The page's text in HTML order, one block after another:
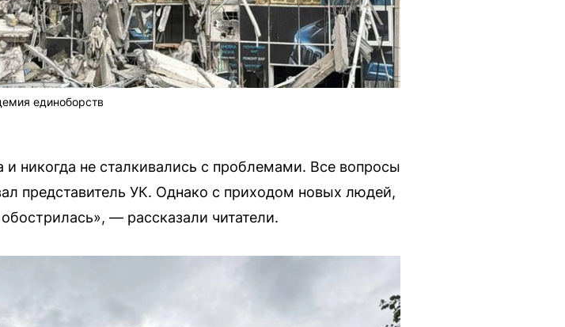
единоборств
никогда не сталкивались с проблемами. Все вопросы
представитель УК. Однако с приходом новых людей,
— рассказали читатели.